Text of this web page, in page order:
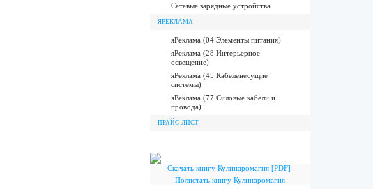
Сетевые зарядные устройства
ЯРЕКЛАМА
яРеклама (04 Элементы питания)
яРеклама (28 Интерьерное
освещение)
яРеклама (45 Кабеленесущие
системы)
яРеклама (77 Силовые кабели и
провода)
ПРАЙС-ЛИСТ
Скачать книгу Кулинаромагия [PDF]
Полистать книгу Кулинаромагия